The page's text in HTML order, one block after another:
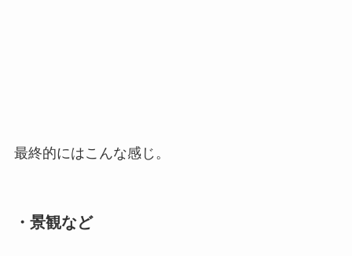
最終的にはこんな感じ。
・景観など